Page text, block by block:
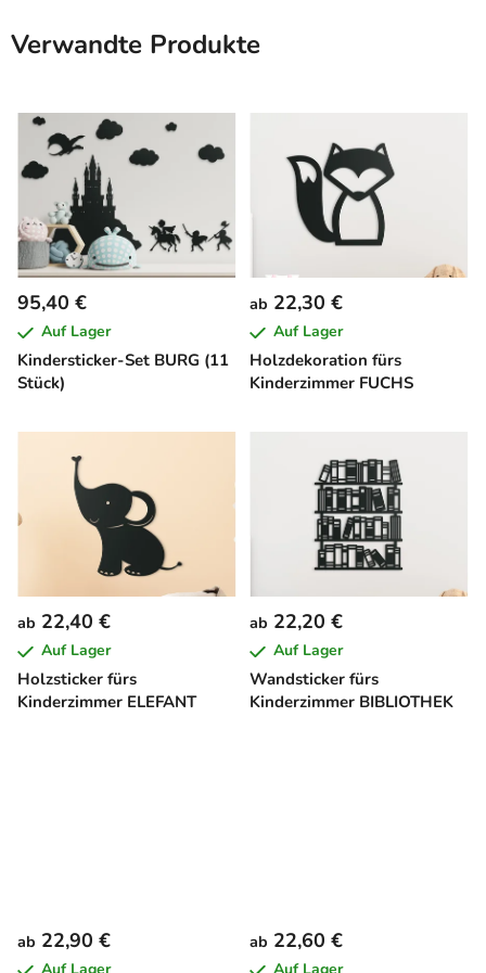
Verwandte Produkte
Kindersticker-Set BURG (11
Stück)
95,40 €
Auf Lager
Holzdekoration fürs
Kinderzimmer FUCHS
ab 22,30 €
Auf Lager
Holzsticker fürs
Kinderzimmer ELEFANT
ab 22,40 €
Auf Lager
Wandsticker fürs
Kinderzimmer BIBLIOTHEK
ab 22,20 €
Auf Lager
ab 22,90 € ab 22,60 €